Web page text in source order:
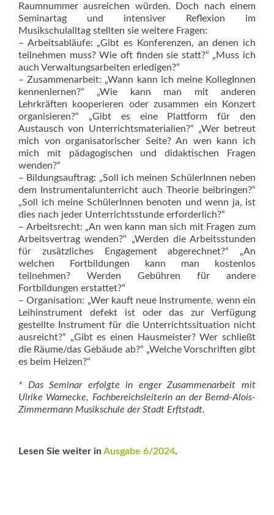
Raumnummer ausreichen würden. Doch nach einem
Semi­nartag und intensiver Reflexion im
Musikschulalltag stellten sie weitere Fragen:
– Arbeitsabläufe: „Gibt es Konferenzen, an denen ich
teilnehmen muss? Wie oft finden sie statt?“ „Muss ich
auch Verwaltungsarbeiten erledigen?“
– Zusammenarbeit: „Wann kann ich meine KollegInnen
kennenlernen?“ „Wie kann man mit anderen
Lehrkräften kooperieren oder zusammen ein Konzert
organisieren?“ „Gibt es eine Plattform für den
Austausch von Unterrichtsmaterialien?“ „Wer betreut
mich von organisatorischer Seite? An wen kann ich
mich mit pädagogischen und didaktischen Fragen
wenden?“
– Bildungsauftrag: „Soll ich meinen SchülerInnen neben
dem Instrumentalunterricht auch Theorie beibringen?“
„Soll ich meine SchülerInnen benoten und wenn ja, ist
dies nach jeder Unterrichtsstunde erforderlich?“
– Arbeitsrecht: „An wen kann man sich mit Fragen zum
Arbeitsvertrag wenden?“ „Werden die Arbeitsstunden
für zusätzliches Engagement abgerechnet?“ „An
welchen Fortbildungen kann man kostenlos
teilnehmen? Werden Gebühren für andere
Fortbildungen erstattet?“
– Organisation: „Wer kauft neue Instrumente, wenn ein
Leihinstrument defekt ist oder das zur Verfügung
gestellte Instrument für die Unterrichtssituation nicht
ausreicht?“ „Gibt es einen Hausmeister? Wer schließt
die Räume/das Gebäude ab?“ „Welche Vorschriften gibt
es beim Heizen?“
* Das Seminar erfolgte in enger Zusammenarbeit mit
Ulrike Warnecke, Fachbereichsleiterin an der Bernd-Alois-
Zimmermann Musikschule der Stadt Erftstadt.
Lesen Sie weiter inAusgabe 6/2024.